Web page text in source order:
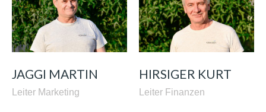
JAGGI MARTIN
Leiter Marketing
HIRSIGER KURT
Leiter Finanzen